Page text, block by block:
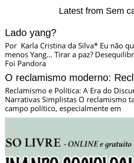
Latest from Sem
Lado yang?
Por Karla Cristina da Silva* Eu não
menos Yang… Tirar a paz?
Foi Pandora
O reclamismo moderno:
Reclamismo e Política: A Era do
Narrativas Simplistas O reclamismo
campo político, especialmente em